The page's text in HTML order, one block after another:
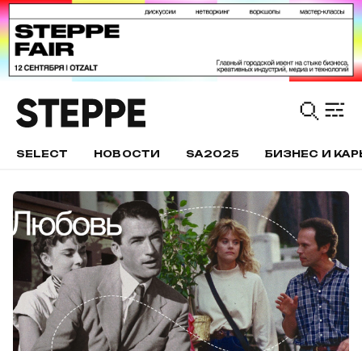
SELECT НОВОСТИ SA2025 БИЗНЕС И